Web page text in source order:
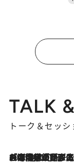
TALK
トーク＆セッシ
2026.8.3
「今後値上げがあるとすれば…」「リスクがあるのは今年の冬」エネルギー専門家が語る、ホルムズ海峡封鎖が家庭にもたらす“ある心配”